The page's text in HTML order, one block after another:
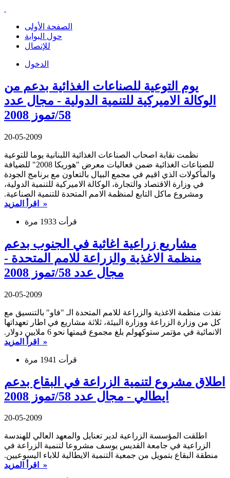
الصفحة الأولى
حول البوابة
للإتصال
الدخول
يوم التوعية للصناعات الغذائية بدعم من
الوكالة الاميركية للتنمية الدولية - مجال عدد
58/تموز 2008
20-05-2009
نظمت نقابة اصحاب الصناعات الغذائية اللبنانية يوما للتوعية
للصناعات الغذائية ضمن فعاليات معرض "هوريكا 2008" للضيافة
والمأكولات الذي اقيم في مجمع البيال بالتعاون مع برنامج الجودة
في وزارة الاقتصاد والتجارة، الوكالة الاميركية للتنمية الدولية،
ومشروع ماكل التابع لمنظمة الامم المتحدة للتنمية الصناعية.
اقرأ المزيد »
قرأت 1933 مرة
مشاريع زراعية اغاثية في الجنوب بدعم
منظمة الاغذية والزراعة للامم المتحدة -
مجال عدد 58/تموز 2008
20-05-2009
نفذت منظمة الاغذية والزراعة للامم المتحدة الـ "فاو" بالتنسيق مع
كل من وزارة الزراعة ووزارة البيئة، ثلاثة مشاريع في اطار تعهداتها
الانمائية في مؤتمر ستوكهولم بلغ مجموع قيمتها نحو 6 ملايين دولار.
اقرأ المزيد »
قرأت 1941 مرة
اطلاق مشروع لتنمية الزراعة في البقاع بدعم
ايطالي - مجال عدد 58/تموز 2008
20-05-2009
اطلقت المؤسسة الزراعية لدير تعنايل والمعهد العالي للهندسة
الزراعية في جامعة القديس يوسف مشروعا لتنمية الزراعة في
منطقة البقاع بتمويل من جمعية التنمية الايطالية للاباء اليسوعيين.
اقرأ المزيد »